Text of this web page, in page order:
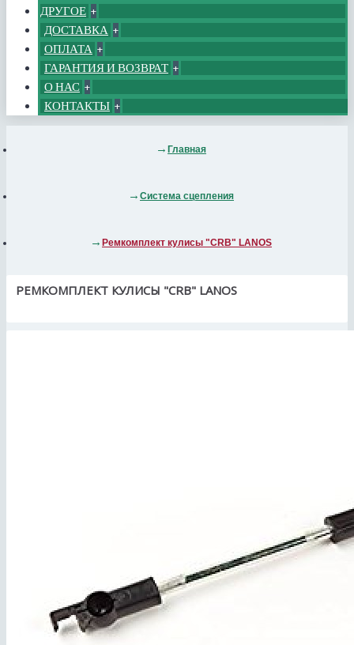
ДРУГОЕ +
ДОСТАВКА +
ОПЛАТА +
ГАРАНТИЯ И ВОЗВРАТ +
О НАС +
КОНТАКТЫ +
Главная
Система сцепления
Ремкомплект кулисы "CRB" LANOS
РЕМКОМПЛЕКТ КУЛИСЫ "CRB" LANOS